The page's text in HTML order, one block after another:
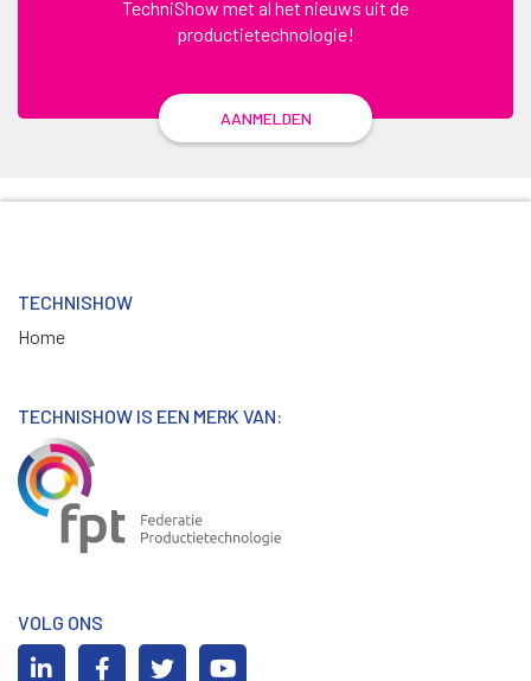
TechniShow met al het nieuws uit de
productietechnologie!
AANMELDEN
TECHNISHOW
Home
TECHNISHOW IS EEN MERK VAN:
VOLG ONS